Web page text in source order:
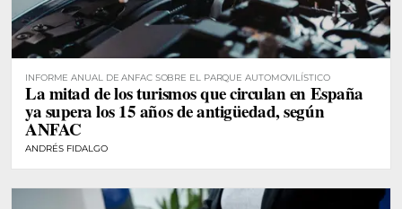
INFORME ANUAL DE ANFAC SOBRE EL PARQUE AUTOMOVILÍSTICO
La mitad de los turismos que circulan en España
ya supera los 15 años de antigüedad, según
ANFAC
ANDRÉS FIDALGO